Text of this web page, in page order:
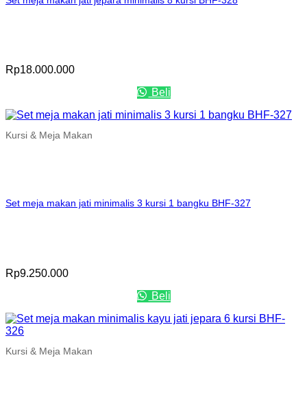
Rp18.000.000
Beli
Kursi & Meja Makan
Set meja makan jati minimalis 3 kursi 1 bangku BHF-327
Rp9.250.000
Beli
Kursi & Meja Makan